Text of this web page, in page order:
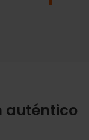
auténtico